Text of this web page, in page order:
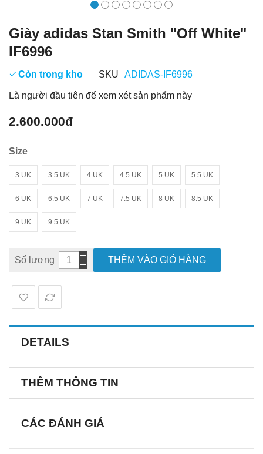
Giày adidas Stan Smith "Off White"
IF6996
Còn trong kho SKU ADIDAS-IF6996
Là người đầu tiên để xem xét sản phẩm này
2.600.000đ
Size
3 UK 3.5 UK 4 UK 4.5 UK 5 UK 5.5 UK
6 UK 6.5 UK 7 UK 7.5 UK 8 UK 8.5 UK
9 UK 9.5 UK
Số lượng THÊM VÀO GIỎ HÀNG
DETAILS
THÊM THÔNG TIN
CÁC ĐÁNH GIÁ